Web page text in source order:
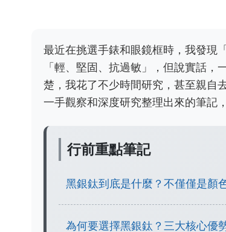
最近在挑選手錶和眼鏡框時，我發現
「輕、堅固、抗過敏」，但說實話
楚，我花了不少時間研究，甚至親自
一手觀察和深度研究整理出來的筆記
行前重點筆記
黑銀鈦到底是什麼？不僅僅是顏
為何要選擇黑銀鈦？三大核心優